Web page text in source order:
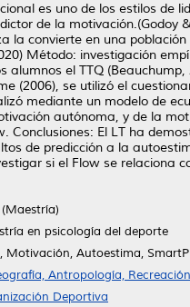
es uno de los estilos de
de la
la convierte en una
Método: investigación
alumnos el TTQ
(2006), se utilizó el
mediante un modelo de
autónoma, y de la
Conclusiones: El LT ha
de predicción a la
si el Flow se
(Maestría)
en psicología del deporte
Motivación, Autoestima,
Antropología,
Deportiva